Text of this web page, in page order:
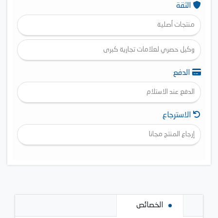
الثقة
منتجات أصلية
وكيل حصري لعلامات تجارية كبرى
الدفع
الدفع عند الاستلام
الاسترجاع
إرجاع المنتج مجانا
الخصائص